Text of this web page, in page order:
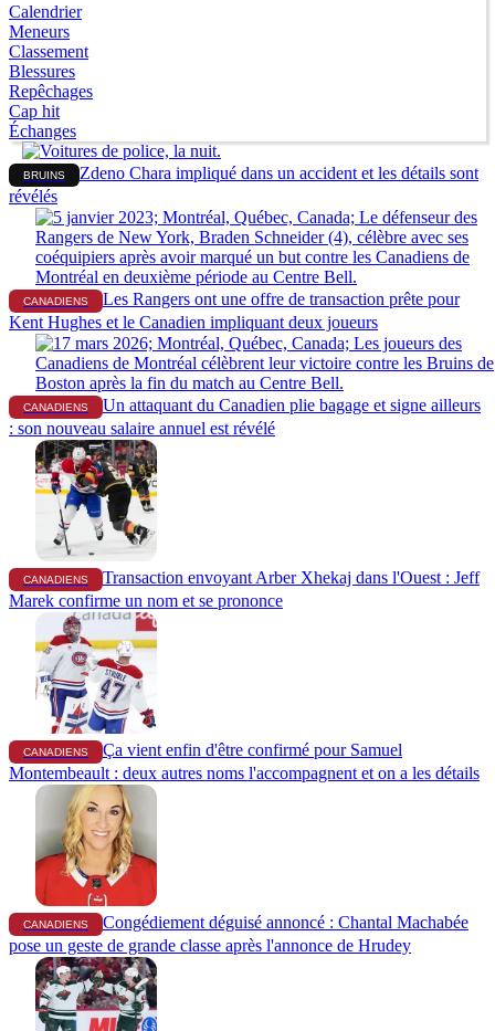
Calendrier
Meneurs
Classement
Blessures
Repêchages
Cap hit
Échanges
BRUINS
Zdeno Chara impliqué dans un accident et les détails sont
révélés
CANADIENS
Les Rangers ont une offre de transaction prête pour
Kent Hughes et le Canadien impliquant deux joueurs
CANADIENS
Un attaquant du Canadien plie bagage et signe ailleurs
: son nouveau salaire annuel est révélé
CANADIENS
Transaction envoyant Arber Xhekaj dans l'Ouest : Jeff
Marek confirme un nom et se prononce
CANADIENS
Ça vient enfin d'être confirmé pour Samuel
Montembeault : deux autres noms l'accompagnent et on a les détails
CANADIENS
Congédiement déguisé annoncé : Chantal Machabée
pose un geste de grande classe après l'annonce de Hrudey